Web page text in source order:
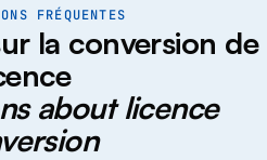
FRÉQUENTES
la conversion de
about licence